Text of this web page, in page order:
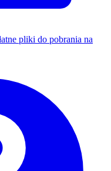
pliki do pobrania na